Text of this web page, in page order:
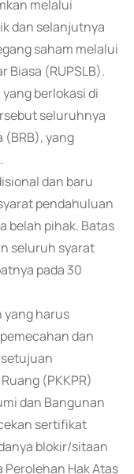
melalui
dan selanjutnya
saham melalui
Biasa (RUPSLB).
berlokasi di
seluruhnya
(BRB), yang
dan baru
pendahuluan
belah pihak. Batas
seluruh syarat
pada 30
yang harus
dan
(PKKPR)
dan Bangunan
sertifikat
blokir/sitaan
Hak Atas